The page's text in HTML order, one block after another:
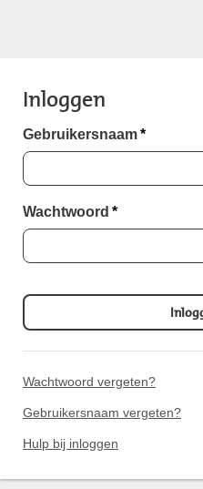
Inloggen
Gebruikersnaam*
Wachtwoord *
Wachtwoord vergeten?
Gebruikersnaam vergeten?
Hulp bij inloggen